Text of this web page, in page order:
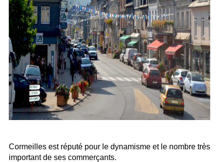
Cormeilles est réputé pour le dynamisme et le nombre très
important de ses commerçants.